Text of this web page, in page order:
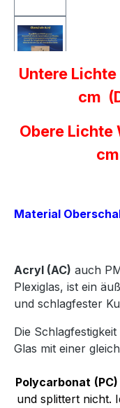
Untere
cm
Obere Lichte
Material
Acryl (AC) auch
Plexiglas, ist ein
und schlagfester
Die
Glas mit einer
Polycarbonat (PC)
und splittert nicht.